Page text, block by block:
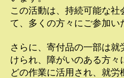
この活動は、持続可能な社
て、多くの方々にご参加い
さらに、寄付品の一部は就
けられ、障がいのある方々
どの作業に活用され、就